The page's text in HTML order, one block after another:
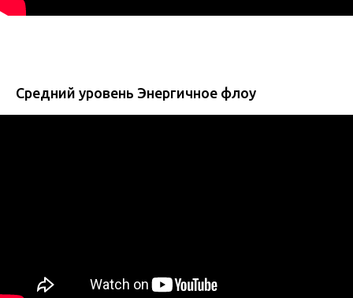
Средний уровень Энергичное флоу